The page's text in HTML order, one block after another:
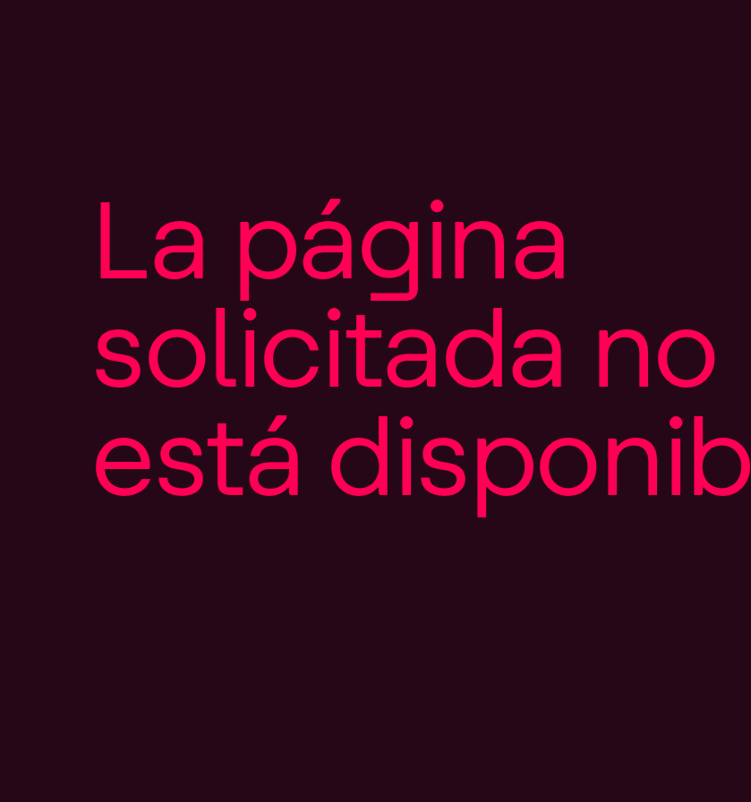
La página
solicitada no
está disponib